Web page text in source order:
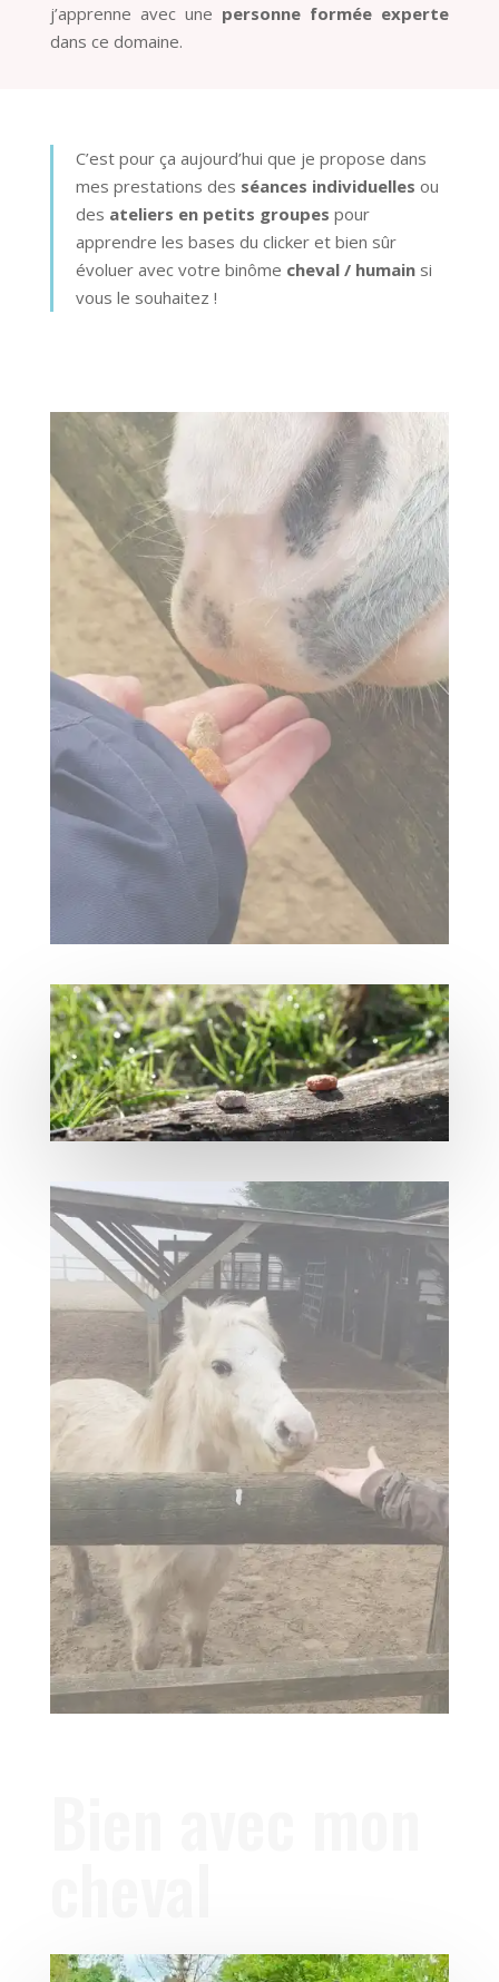
j’apprenne avec une personne formée experte
dans ce domaine.
C’est pour ça aujourd’hui que je propose dans
mes prestations des séances individuelles ou
des ateliers en petits groupes pour
apprendre les bases du clicker et bien sûr
évoluer avec votre binôme cheval / humainsi
vous le souhaitez !